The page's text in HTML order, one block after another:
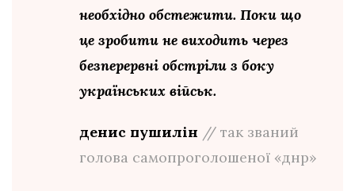
необхідно обстежити. Поки що
це зробити не виходить через
безперервні обстріли з боку
українських військ.
денис пушилін // так званий
голова самопроголошеної «днр»